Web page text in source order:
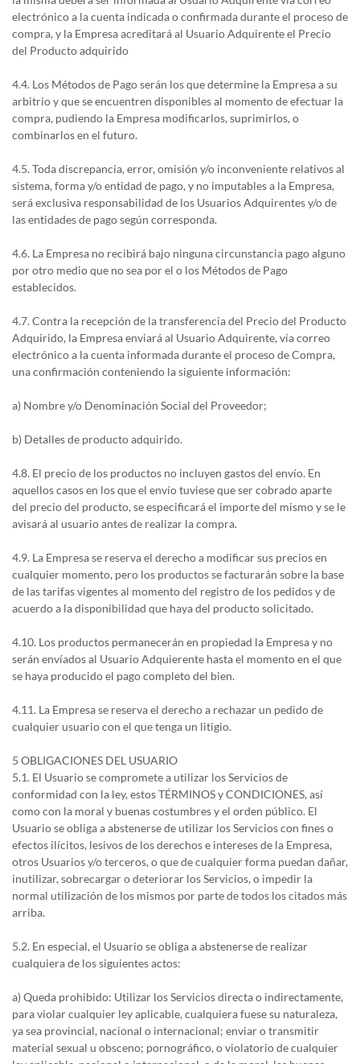
electrónico a la cuenta indicada o confirmada durante el proceso de
compra, y la Empresa acreditará al Usuario Adquirente el Precio
del Producto adquirido
4.4. Los Métodos de Pago serán los que determine la Empresa a su
arbitrio y que se encuentren disponibles al momento de efectuar la
compra, pudiendo la Empresa modificarlos, suprimirlos, o
combinarlos en el futuro.
4.5. Toda discrepancia, error, omisión y/o inconveniente relativos al
sistema, forma y/o entidad de pago, y no imputables a la Empresa,
será exclusiva responsabilidad de los Usuarios Adquirentes y/o de
las entidades de pago según corresponda.
4.6. La Empresa no recibirá bajo ninguna circunstancia pago alguno
por otro medio que no sea por el o los Métodos de Pago
establecidos.
4.7. Contra la recepción de la transferencia del Precio del Producto
Adquirido, la Empresa enviará al Usuario Adquirente, vía correo
electrónico a la cuenta informada durante el proceso de Compra,
una confirmación conteniendo la siguiente información:
a) Nombre y/o Denominación Social del Proveedor;
b) Detalles de producto adquirido.
4.8. El precio de los productos no incluyen gastos del envío. En
aquellos casos en los que el envío tuviese que ser cobrado aparte
del precio del producto, se especificará el importe del mismo y se le
avisará al usuario antes de realizar la compra.
4.9. La Empresa se reserva el derecho a modificar sus precios en
cualquier momento, pero los productos se facturarán sobre la base
de las tarifas vigentes al momento del registro de los pedidos y de
acuerdo a la disponibilidad que haya del producto solicitado.
4.10. Los productos permanecerán en propiedad la Empresa y no
serán envíados al Usuario Adquierente hasta el momento en el que
se haya producido el pago completo del bien.
4.11. La Empresa se reserva el derecho a rechazar un pedido de
cualquier usuario con el que tenga un litigio.
5 OBLIGACIONES DEL USUARIO
5.1. El Usuario se compromete a utilizar los Servicios de
conformidad con la ley, estos TÉRMINOS y CONDICIONES, así
como con la moral y buenas costumbres y el orden público. El
Usuario se obliga a abstenerse de utilizar los Servicios con fines o
efectos ilícitos, lesivos de los derechos e intereses de la Empresa,
otros Usuarios y/o terceros, o que de cualquier forma puedan dañar,
inutilizar, sobrecargar o deteriorar los Servicios, o impedir la
normal utilización de los mismos por parte de todos los citados más
arriba.
5.2. En especial, el Usuario se obliga a abstenerse de realizar
cualquiera de los siguientes actos:
a) Queda prohibido: Utilizar los Servicios directa o indirectamente,
para violar cualquier ley aplicable, cualquiera fuese su naturaleza,
ya sea provincial, nacional o internacional; enviar o transmitir
material sexual u obsceno; pornográfico, o violatorio de cualquier